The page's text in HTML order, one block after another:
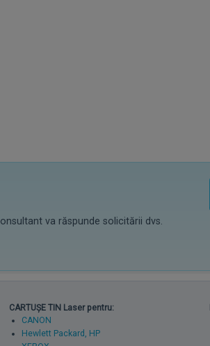
va răspunde solicitării dvs.
CARTUȘE TIN Laser pentru:
CANON
Hewlett Packard, HP